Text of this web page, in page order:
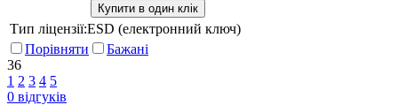
Купити в один клік
Тип ліцензії:ESD (електронний ключ)
Порівняти
Бажані
36
1 2 3 4 5
0 відгуків